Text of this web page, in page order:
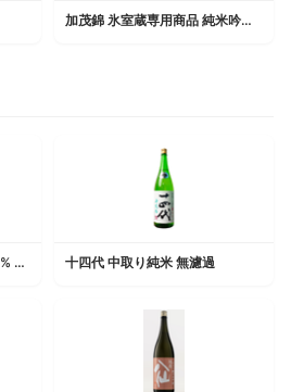
加茂錦 氷室蔵専用商品 純米吟醸 生酒
花陽浴 純米大吟醸 八反錦48% 生原酒 十四代 中取り純米 無濾過